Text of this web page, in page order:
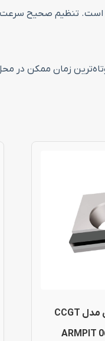
بسته به متریال و نوع کاربرد
زمان ممکن در
الماس تراشکاری مدل CCGT
ARMPIT